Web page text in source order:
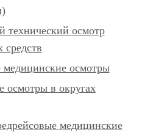
технический осмотр
средств
осмотры
осмотры в округах
медицинские